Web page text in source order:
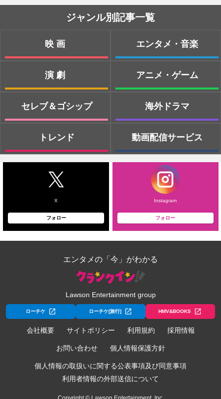
ジャンル別記事一覧
映画
演劇
セレブ＆ゴシップ
トレンド
エンタメ・音楽
アニメ・ゲーム
海外ドラマ
動画配信サービス
X
フォロー
Instagram
フォロー
エンタメの「今」がわかる
Lawson Entertainment group
ローチケ ローチケ[旅行] HMV&BOOKS
会社概要 サイトポリシー 利用規約 採用情報
お問い合わせ 個人情報保護方針
個人情報の取扱いに関する公表事項及び同意事項
利用者情報の外部送信について